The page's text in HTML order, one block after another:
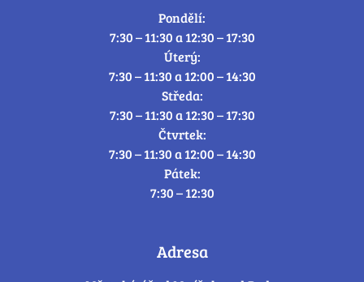
Pondělí:
7:30 – 11:30 a 12:30 – 17:30
Úterý:
7:30 – 11:30 a 12:00 – 14:30
Středa:
7:30 – 11:30 a 12:30 – 17:30
Čtvrtek:
7:30 – 11:30 a 12:00 – 14:30
Pátek:
7:30 – 12:30
Adresa